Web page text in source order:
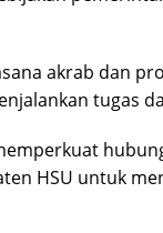
akrab dan
tugas
HSU untuk